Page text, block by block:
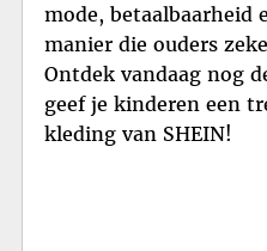
mode, betaalbaarheid
manier die ouders
Ontdek vandaag nog
geef je kinderen een
kleding van SHEIN!